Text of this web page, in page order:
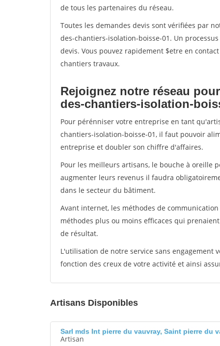
de tous les partenaires du réseau.
Toutes les demandes devis sont vérifiées par
des-chantiers-isolation-boisse-01. Un
devis. Vous pouvez rapidement $etre en
chantiers travaux.
Rejoignez notre réseau
des-chantiers-isolation-
Pour pérénniser votre entreprise en tant
chantiers-isolation-boisse-01, il faut pouvoir
entreprise et doubler son chiffre d'affaires.
Pour les meilleurs artisans, le bouche à oreille
augmenter leurs revenus il faudra
dans le secteur du bâtiment.
Avant internet, les méthodes de
méthodes plus ou moins efficaces qui
de résultat.
L'utilisation de notre service sans engagement
fonction des creux de votre activité et ainsi
Artisans Disponibles
Sarl mds Int pierre du vauvray, Saint pierre du
Artisan